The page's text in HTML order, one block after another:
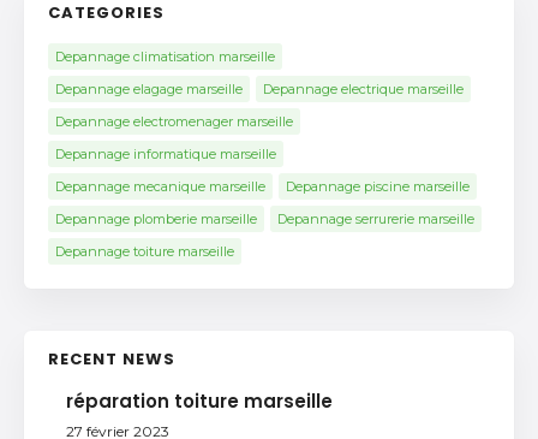
CATEGORIES
Depannage climatisation marseille
Depannage elagage marseille
Depannage electrique marseille
Depannage electromenager marseille
Depannage informatique marseille
Depannage mecanique marseille
Depannage piscine marseille
Depannage plomberie marseille
Depannage serrurerie marseille
Depannage toiture marseille
RECENT NEWS
réparation toiture marseille
27 février 2023